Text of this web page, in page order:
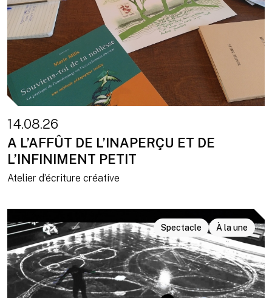
14.08.26
A L’AFFÛT DE L’INAPERÇU ET DE
L’INFINIMENT PETIT
Atelier d’écriture créative
Spectacle À la une